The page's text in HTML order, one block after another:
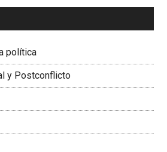
01:04
Presidenta Corporación
política
y Postconflicto